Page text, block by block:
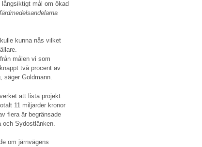
mål om ökad
kunna nås vilket
målen vi som
två procent av
säger Goldmann.
att lista projekt
11 miljarder kronor
flera är begränsade
Sydostlänken.
om järnvägens